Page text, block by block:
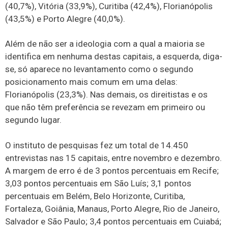
(40,7%), Vitória (33,9%), Curitiba (42,4%), Florianópolis
(43,5%) e Porto Alegre (40,0%).
Além de não ser a ideologia com a qual a maioria se
identifica em nenhuma destas capitais, a esquerda, diga-
se, só aparece no levantamento como o segundo
posicionamento mais comum em uma delas:
Florianópolis (23,3%). Nas demais, os direitistas e os
que não têm preferência se revezam em primeiro ou
segundo lugar.
O instituto de pesquisas fez um total de 14.450
entrevistas nas 15 capitais, entre novembro e dezembro.
A margem de erro é de 3 pontos percentuais em Recife;
3,03 pontos percentuais em São Luís; 3,1 pontos
percentuais em Belém, Belo Horizonte, Curitiba,
Fortaleza, Goiânia, Manaus, Porto Alegre, Rio de Janeiro,
Salvador e São Paulo; 3,4 pontos percentuais em Cuiabá;